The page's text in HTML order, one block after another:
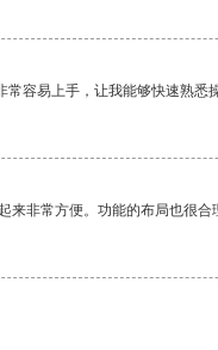
容易上手，让我能够快速熟悉操
非常方便。功能的布局也很合